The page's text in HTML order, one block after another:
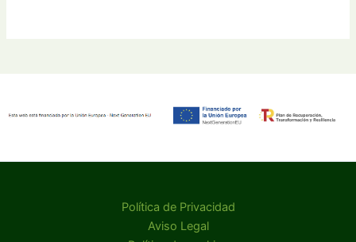
Política de Privacidad
Aviso Legal